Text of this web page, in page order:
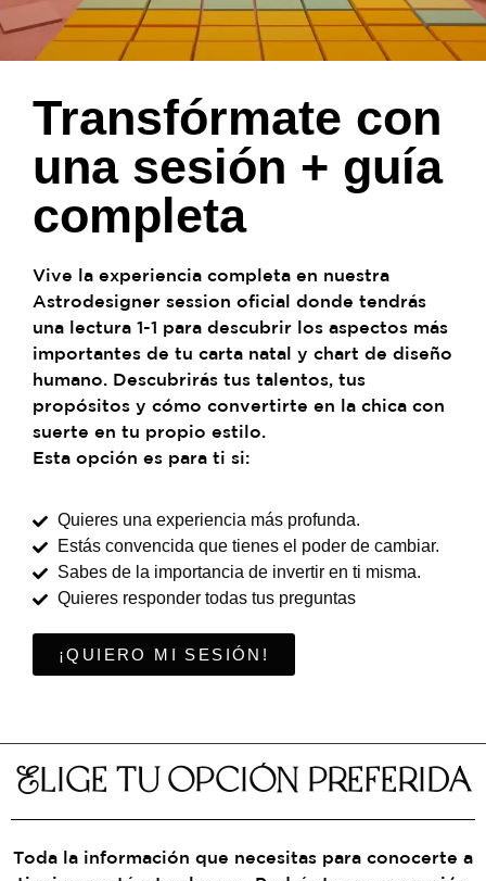
Transfórmate con
una sesión + guía
completa
Vive la experiencia completa en nuestra
Astrodesigner session oficial donde tendrás
una lectura 1-1 para descubrir los aspectos más
importantes de tu carta natal y chart de diseño
humano. Descubrirás tus talentos, tus
propósitos y cómo convertirte en la chica con
suerte en tu propio estilo.
Esta opción es para ti si:
Quieres una experiencia más profunda.
Estás convencida que tienes el poder de cambiar.
Sabes de la importancia de invertir en ti misma.
Quieres responder todas tus preguntas
¡QUIERO MI SESIÓN!
Elige tu opción preferida
Toda la información que necesitas para conocerte a